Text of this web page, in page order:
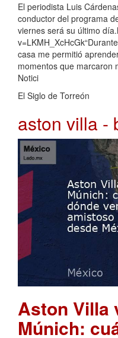
El periodista Luis
conductor del programa
viernes será su último
casa me permitió
momentos que marcaron
Notici
El Siglo de Torreón
aston villa -
Aston Villa
Múnich: